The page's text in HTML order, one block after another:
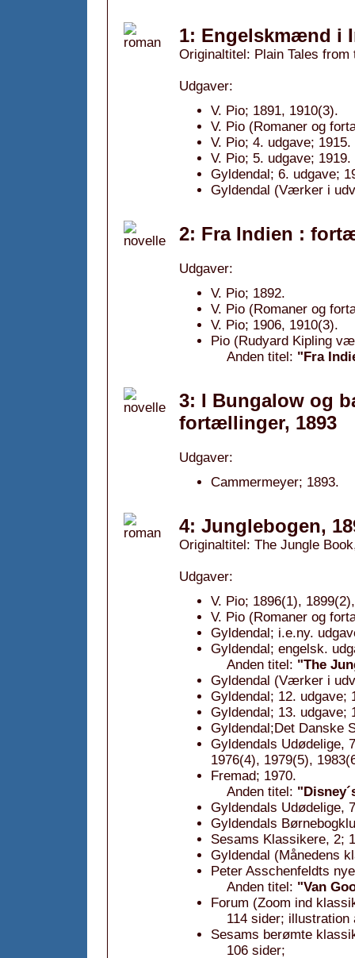
1: Engelskmænd i
Originaltitel: Plain Tales from
Udgaver:
V. Pio; 1891, 1910(3).
V. Pio (Romaner og
V. Pio; 4. udgave; 1915.
V. Pio; 5. udgave; 1919.
Gyldendal; 6. udgave;
Gyldendal (Værker i
2: Fra Indien :
Udgaver:
V. Pio; 1892.
V. Pio (Romaner og
V. Pio; 1906, 1910(3).
Pio (Rudyard Kipling
Anden titel: "Fra
3: I Bungalow og
fortællinger, 1893
Udgaver:
Cammermeyer; 1893.
4: Junglebogen,
Originaltitel: The Jungle
Udgaver:
V. Pio; 1896(1),
V. Pio (Romaner og
Gyldendal; i.e.ny.
Gyldendal; engelsk.
Anden titel: "The
Gyldendal (Værker i
Gyldendal; 12. udgave;
Gyldendal; 13. udgave;
Gyldendal;Det Danske
Gyldendals Udødelige,
1976(4), 1979(5),
Fremad; 1970.
Anden titel:
Gyldendals Udødelige,
Gyldendals
Sesams Klassikere, 2;
Gyldendal (Månedens
Peter Asschenfeldts
Anden titel: "Van
Forum (Zoom ind
114 sider; illustration
Sesams berømte
106 sider;